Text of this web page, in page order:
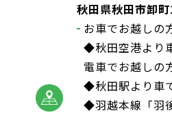
秋田県秋田市卸
お車でお越しの
◆秋田空港より
電車でお越しの
◆秋田駅より車
◆羽越本線「羽